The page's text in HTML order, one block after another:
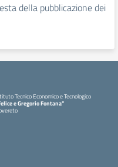
della pubblicazione dei
Tecnico Economico e Tecnologico
e Gregorio Fontana”